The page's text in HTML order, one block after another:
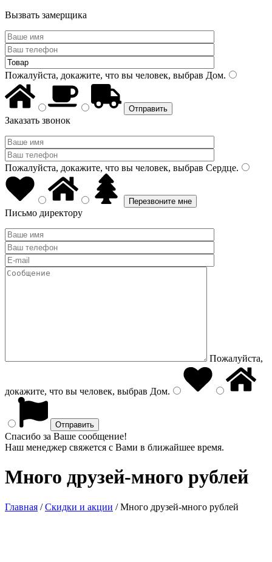
Вызвать замерщика
Пожалуйста, докажите, что вы человек, выбрав Дом.
Заказать звонок
Пожалуйста, докажите, что вы человек, выбрав Сердце.
Письмо директору
Пожалуйста,
докажите, что вы человек, выбрав Дом.
Спасибо за Ваше сообщение!
Наш менеджер свяжется с Вами в ближайшее время.
Много друзей-много рублей
Главная /Скидки и акции /Много друзей-много рублей